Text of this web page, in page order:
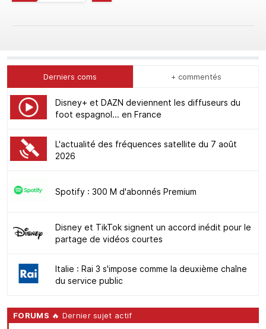
Derniers coms + commentés
Disney+ et DAZN deviennent les diffuseurs du
foot espagnol... en France
L'actualité des fréquences satellite du 7 août
2026
Spotify : 300 M d'abonnés Premium
Disney et TikTok signent un accord inédit pour le
partage de vidéos courtes
Italie : Rai 3 s'impose comme la deuxième chaîne
du service public
FORUMS 🔥 Dernier sujet actif